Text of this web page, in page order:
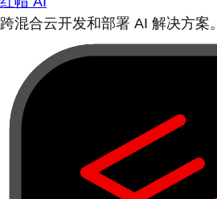
跨混合云开发和部署 AI 解决方案。